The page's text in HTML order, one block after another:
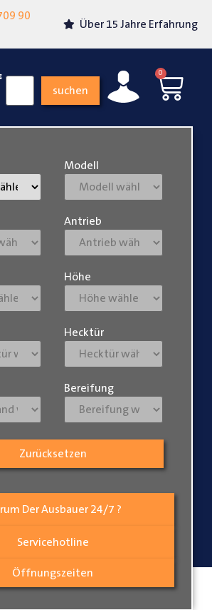
90
Über 15 Jahre Erfahrung
suchen
0
Der Ausbauer 24/7 ?
Servicehotline
Öffnungszeiten
Modell
Antrieb
Höhe
Hecktür
Bereifung
Zurücksetzen